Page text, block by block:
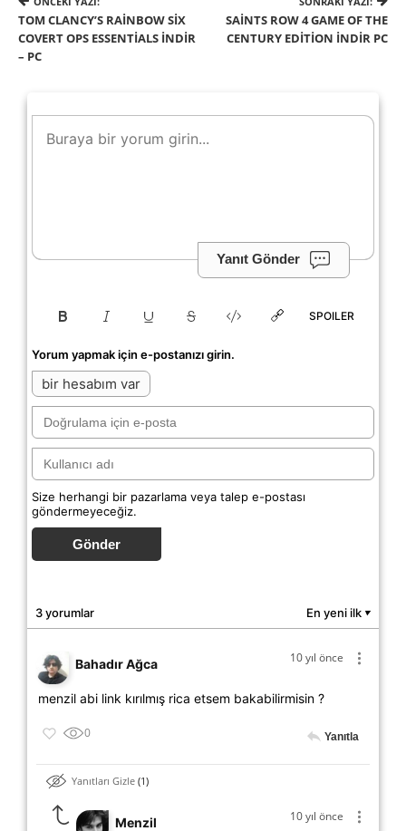
TOM CLANCY’S RAINBOW SIX
COVERT OPS ESSENTIALS İNDIR
– PC
SAINTS ROW 4 GAME OF THE
CENTURY EDITION İNDIR PC
Yanıt Gönder
SPOILER
Yorum yapmak için e-postanızı girin.
bir hesabım var
Size herhangi bir pazarlama veya talep e-postası
göndermeyeceğiz.
Gönder
3 yorumlar En yeni ilk ▼
10 yıl önce
Bahadır Ağca
menzil abi link kırılmış rica etsem bakabilirmisin ?
0 Yanıtla
Yanıtları Gizle 1
10 yıl önce
Menzil